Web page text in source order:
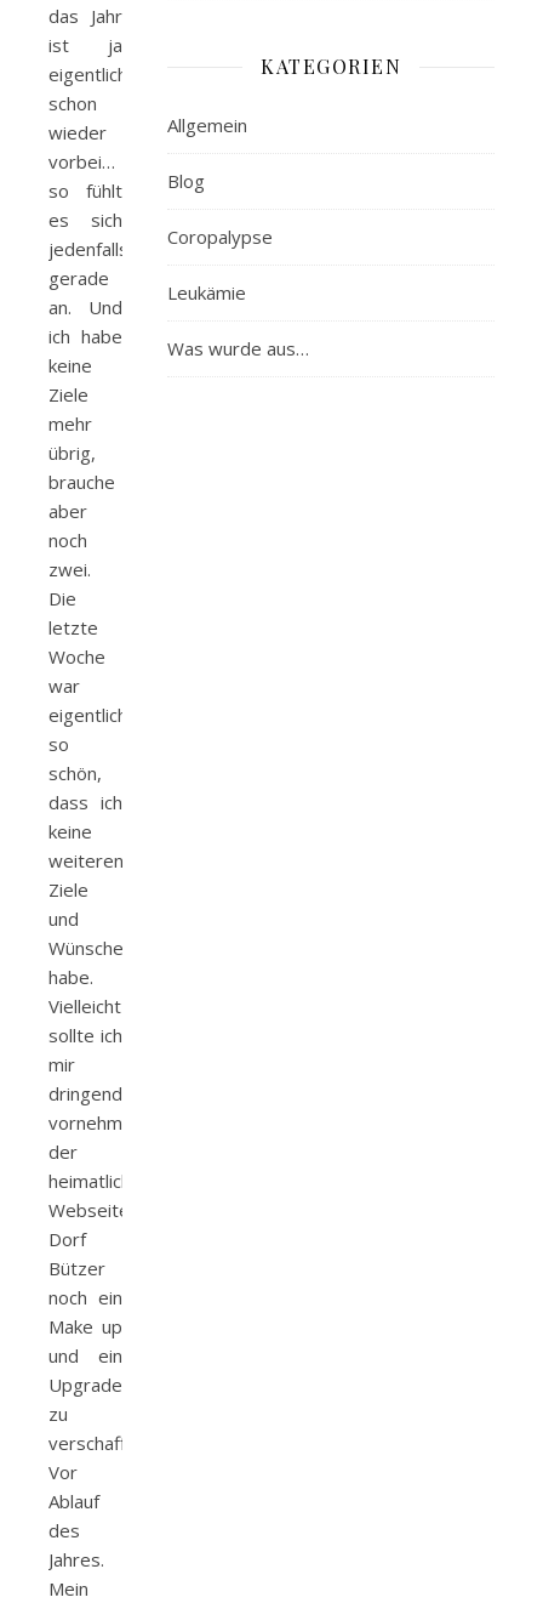
das Jahr
ist ja
eigentlich
schon
wieder
vorbei…
so fühlt
es sich
jedenfalls
gerade
an. Und
ich habe
keine
Ziele
mehr
übrig,
brauche
aber
noch
zwei.
Die
letzte
Woche
war
eigentlich
so
schön,
dass ich
keine
weiteren
Ziele
und
Wünsche
habe.
Vielleicht
sollte ich
mir
dringend
vornehmen,
der
heimatlichen
Webseite
Dorf
Bützer
noch ein
Make up
und ein
Upgrade
zu
verschaffen.
Vor
Ablauf
des
Jahres.
Mein
KATEGORIEN
Allgemein
Blog
Coropalypse
Leukämie
Was wurde aus…